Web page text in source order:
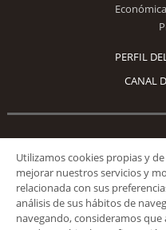
PERFIL
CANAL
Utilizamos cookies propias y
mejorar nuestros servicios y
relacionada con sus
análisis de sus hábitos de
navegando, consideramos que